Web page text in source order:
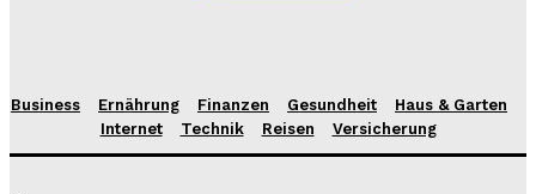
Business Ernährung Finanzen Gesundheit
Haus & Garten
Internet
Technik Reisen Versicherung